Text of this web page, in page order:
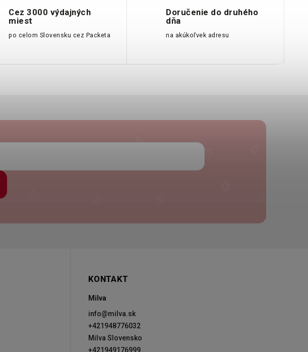
Cez 3000 výdajných
miest
po celom Slovensku cez Packeta
Doručenie do druhého
dňa
na akúkoľvek adresu
KONTAKT
Milva
info@milva.sk
+421948776032
Milva Slovensko
+421949176999